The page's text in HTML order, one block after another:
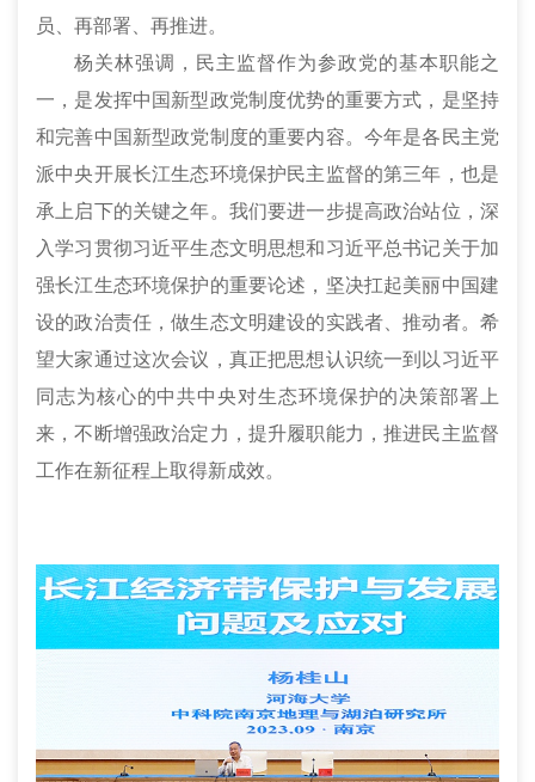
员、再部署、再推进。
杨关林强调，民主监督作为参政党的基本职能之
一，是发挥中国新型政党制度优势的重要方式，是坚持
和完善中国新型政党制度的重要内容。今年是各民主党
派中央开展长江生态环境保护民主监督的第三年，也是
承上启下的关键之年。我们要进一步提高政治站位，深
入学习贯彻习近平生态文明思想和习近平总书记关于加
强长江生态环境保护的重要论述，坚决扛起美丽中国建
设的政治责任，做生态文明建设的实践者、推动者。希
望大家通过这次会议，真正把思想认识统一到以习近平
同志为核心的中共中央对生态环境保护的决策部署上
来，不断增强政治定力，提升履职能力，推进民主监督
工作在新征程上取得新成效。